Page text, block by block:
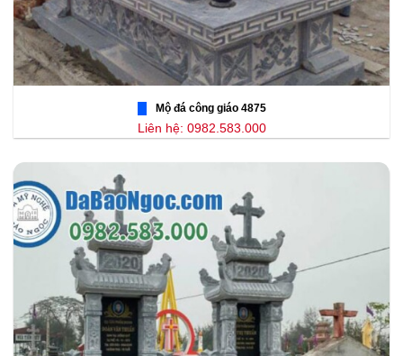
Mộ đá công giáo 4875
Liên hệ: 0982.583.000